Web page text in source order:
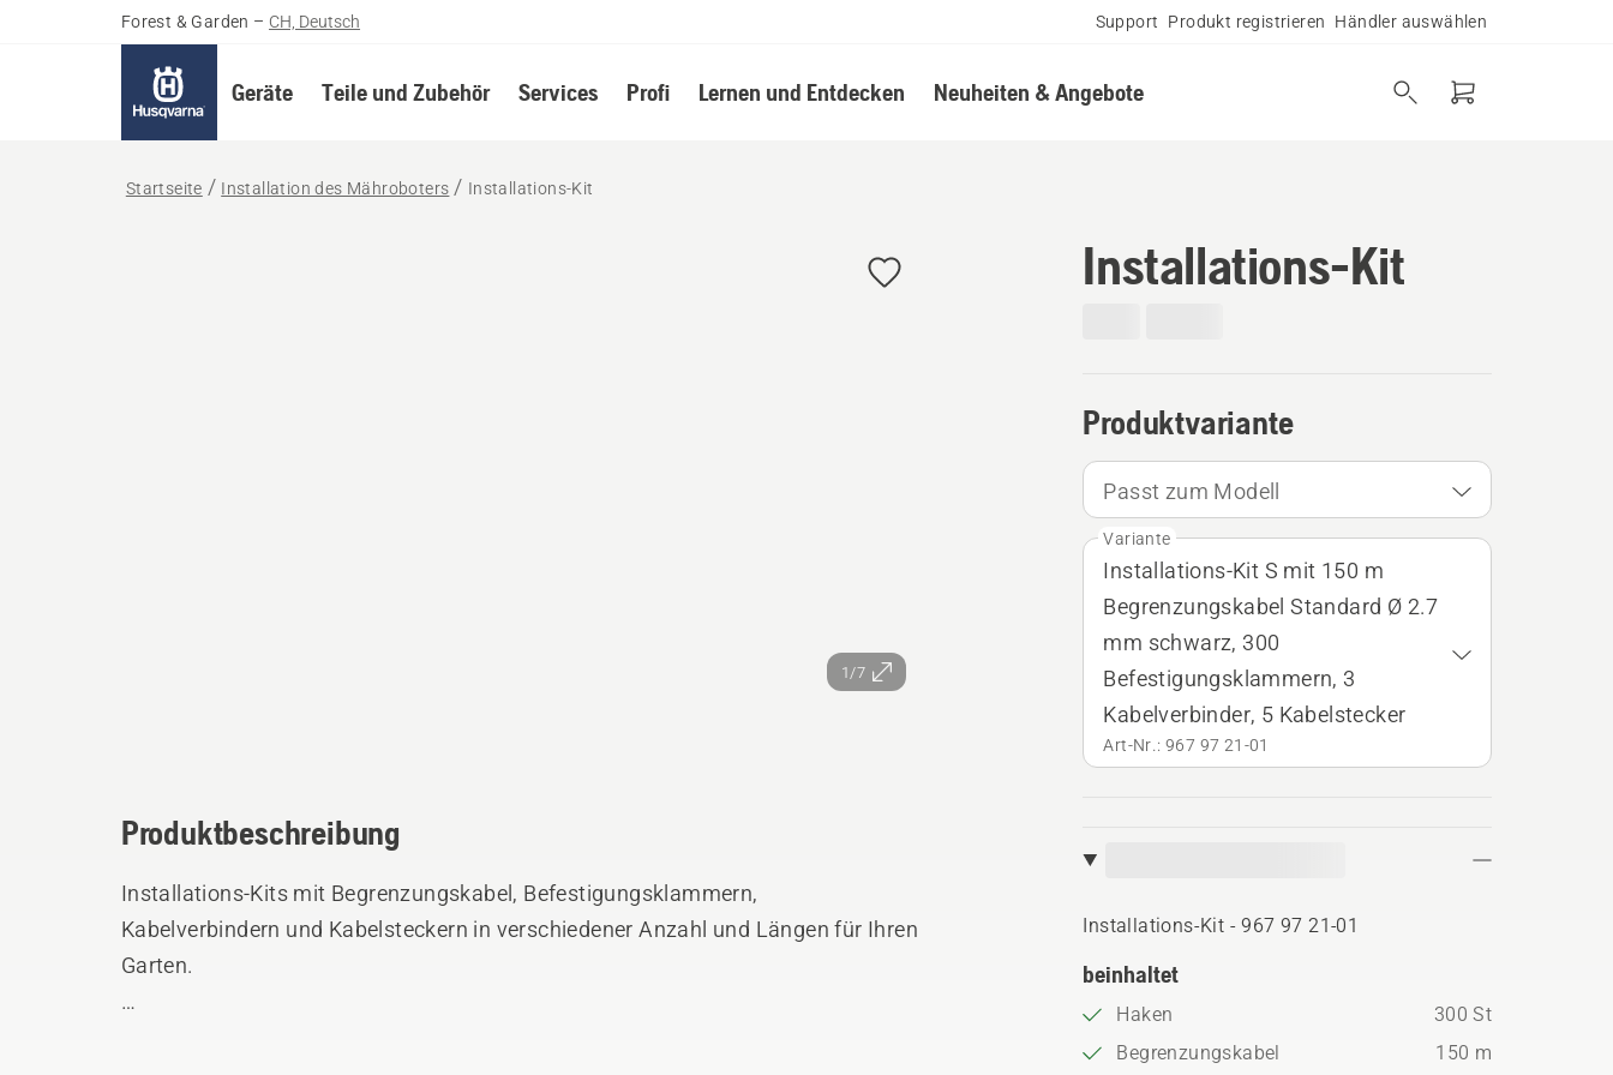
Forest & Garden – CH, Deutsch Support Produkt registrieren Händler auswählen
Geräte Teile und Zubehör Services Profi Lernen und Entdecken Neuheiten & Angebote
Startseite Installation des Mähroboters Installations-Kit
1/7
Installations-Kit
Produktvariante
Passt zum Modell
Variante
Installations-Kit S mit 150 m
Begrenzungskabel Standard Ø 2.7
mm schwarz, 300
Befestigungsklammern, 3
Kabelverbinder, 5 Kabelstecker
Art-Nr.: 967 97 21‑01
Installations-Kit - 967 97 21‑01
beinhaltet
Haken
300 St
Begrenzungskabel
150 m
Produktbeschreibung
Installations-Kits mit Begrenzungskabel, Befestigungsklammern,
Kabelverbindern und Kabelsteckern in verschiedener Anzahl und Längen für Ihren
Garten.